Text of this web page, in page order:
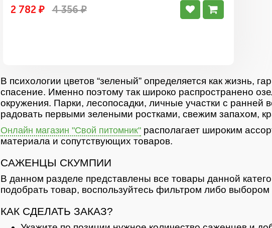
2 782 ₽ 4 356 ₽
В психологии цветов “зеленый” определяется как жизнь,
спасение. Именно поэтому так широко распространено
окружения. Парки, лесопосадки, личные участки с ранней
радовать первыми зелеными ростками, свежим запахом,
Онлайн магазин "Свой питомник"располагает широким
материала и сопутствующих товаров.
САЖЕНЦЫ СКУМПИИ
В данном разделе представлены все товары данной
подобрать товар, воспользуйтесь фильтром либо выбором
КАК СДЕЛАТЬ ЗАКАЗ?